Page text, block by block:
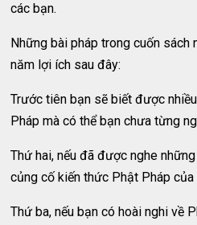
các bạn.
Những bài pháp trong cuốn sách
năm lợi ích sau đây:
Trước tiên bạn sẽ biết được
Pháp mà có thể bạn chưa từng
Thứ hai, nếu đã được nghe
củng cố kiến thức Phật Pháp của
Thứ ba, nếu bạn có hoài nghi về